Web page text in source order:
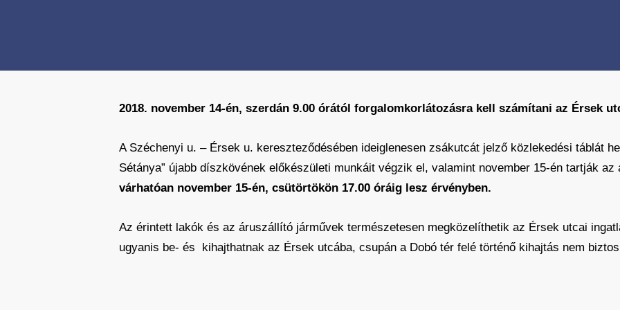
2018. november 14-én, szerdán 9.00 órától forgalomkorlátozásra kell számítani az Érsek
A Széchenyi u. – Érsek u. kereszteződésében ideiglenesen zsákutcát jelző közlekedési táblát
Sétánya” újabb díszkövének előkészületi munkáit végzik el, valamint november 15-én tartják
várhatóan november 15-én, csütörtökön 17.00 óráig lesz érvényben.
Az érintett lakók és az áruszállító járművek természetesen megközelíthetik az Érsek utcai
ugyanis be- és kihajthatnak az Érsek utcába, csupán a Dobó tér felé történő kihajtás nem